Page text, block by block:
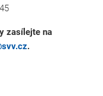
zasílejte na
.